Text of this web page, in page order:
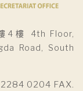
4樓 4th Floor,
Road, South
0204 FAX.